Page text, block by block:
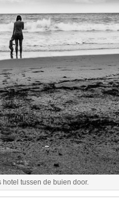
hotel tussen de buien door.